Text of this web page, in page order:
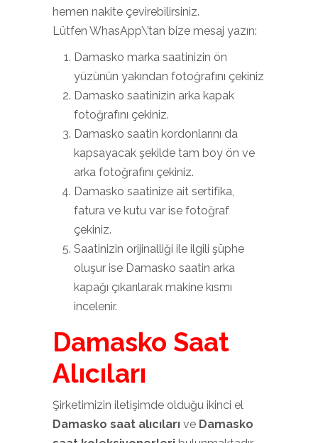
hemen nakite çevirebilirsiniz.
Lütfen WhasApp\’tan bize mesaj yazın:
Damasko marka saatinizin ön
yüzünün yakından fotoğrafını çekiniz
Damasko saatinizin arka kapak
fotoğrafını çekiniz.
Damasko saatin kordonlarını da
kapsayacak şekilde tam boy ön ve
arka fotoğrafını çekiniz.
Damasko saatinize ait sertifika,
fatura ve kutu var ise fotoğraf
çekiniz.
Saatinizin orijinalliği ile ilgili şüphe
oluşur ise Damasko saatin arka
kapağı çıkarılarak makine kısmı
incelenir.
Damasko Saat
Alıcıları
Şirketimizin iletişimde olduğu ikinci el
Damasko saat alıcıları ve Damasko